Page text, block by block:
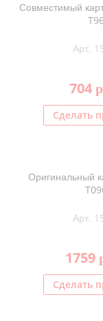
Совместимый
Арт.
704 p
Сделать
Оригинальный
Арт.
1759
Сделать